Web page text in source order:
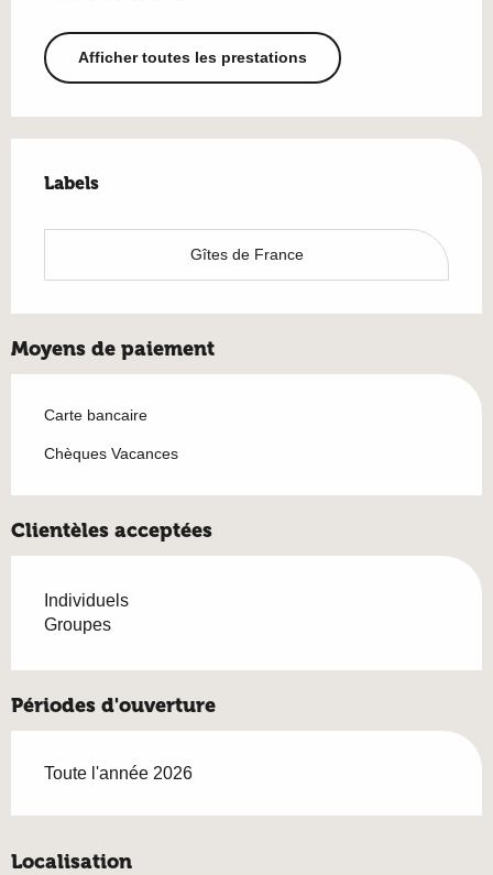
Afficher toutes les prestations
Labels
Labels
Gîtes de France
Moyens de paiement
Carte bancaire
Chèques Vacances
Clientèles acceptées
Individuels
Groupes
Périodes d'ouverture
Toute l'année 2026
Localisation